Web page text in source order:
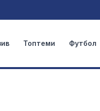
Топтеми Футбол